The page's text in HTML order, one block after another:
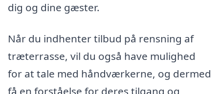
dig og dine gæster.
Når du indhenter tilbud på rensning af
træterrasse, vil du også have mulighed
for at tale med håndværkerne, og dermed
få en forståelse for deres tilgang og